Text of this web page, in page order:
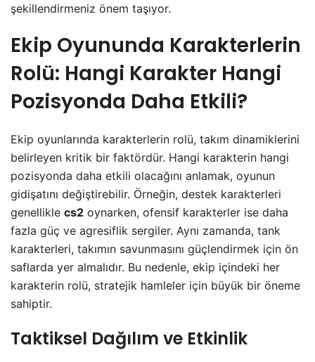
şekillendirmeniz önem taşıyor.
Ekip Oyununda Karakterlerin
Rolü: Hangi Karakter Hangi
Pozisyonda Daha Etkili?
Ekip oyunlarında karakterlerin rolü, takım dinamiklerini
belirleyen kritik bir faktördür. Hangi karakterin hangi
pozisyonda daha etkili olacağını anlamak, oyunun
gidişatını değiştirebilir. Örneğin, destek karakterleri
genellikle cs2 oynarken, ofensif karakterler ise daha
fazla güç ve agresiflik sergiler. Aynı zamanda, tank
karakterleri, takımın savunmasını güçlendirmek için ön
saflarda yer almalıdır. Bu nedenle, ekip içindeki her
karakterin rolü, stratejik hamleler için büyük bir öneme
sahiptir.
Taktiksel Dağılım ve Etkinlik